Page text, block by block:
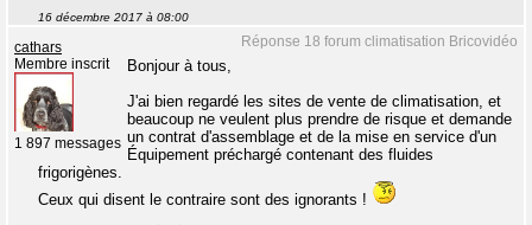
16 décembre 2017 à 08:00
Réponse 18 forum climatisation Bricovidéo
cathars
Membre inscrit
1 897 messages
Bonjour à tous,
J'ai bien regardé les sites de vente de climatisation, et
beaucoup ne veulent plus prendre de risque et demande
un contrat d'assemblage et de la mise en service d'un
Équipement préchargé contenant des fluides
frigorigènes.
Ceux qui disent le contraire sont des ignorants !